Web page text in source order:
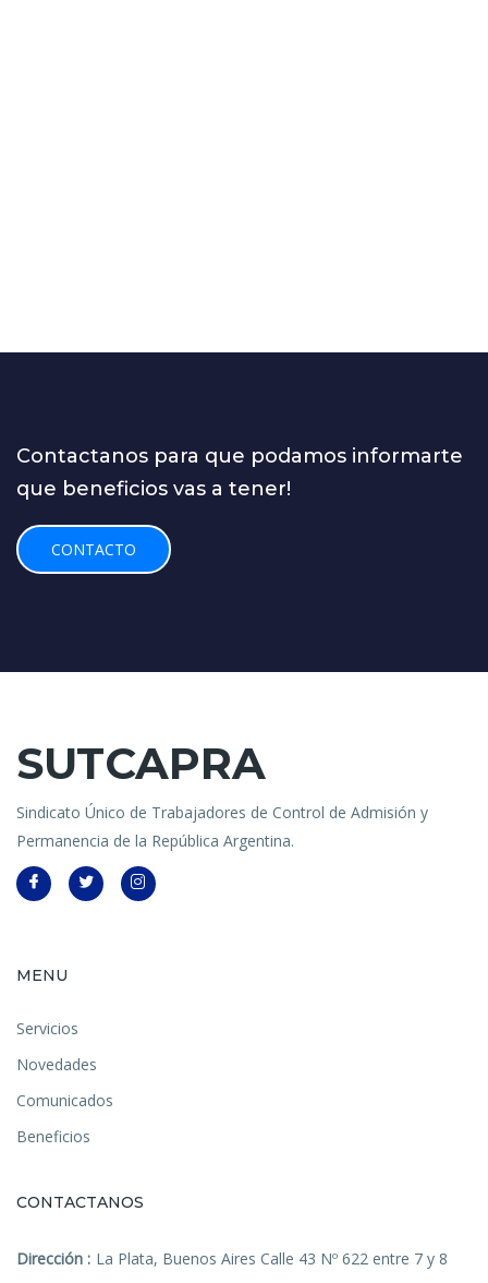
Contactanos para que podamos informarte
que beneficios vas a tener!
CONTACTO
SUTCAPRA
Sindicato Único de Trabajadores de Control de Admisión y
Permanencia de la República Argentina.
MENU
Servicios
Novedades
Comunicados
Beneficios
CONTACTANOS
Dirección : La Plata, Buenos Aires Calle 43 Nº 622 entre 7 y 8